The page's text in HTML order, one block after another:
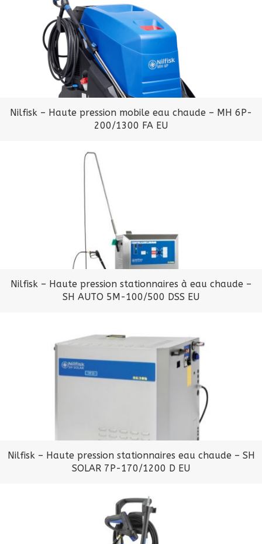
Nilfisk – Haute pression mobile eau chaude – MH 6P-
200/1300 FA EU
Nilfisk – Haute pression stationnaires à eau chaude –
SH AUTO 5M-100/500 DSS EU
Nilfisk – Haute pression stationnaires eau chaude – SH
SOLAR 7P-170/1200 D EU